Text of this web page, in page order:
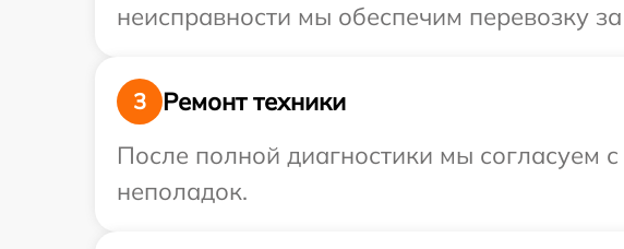
неисправности мы обеспечим перевозку
3
Ремонт техники
После полной диагностики мы согласуем
неполадок.